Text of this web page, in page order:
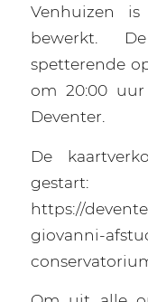
Venhuizen
bewerkt.
spetterende
om 20:00
Deventer.
De
gestart:
https://
giovanni-